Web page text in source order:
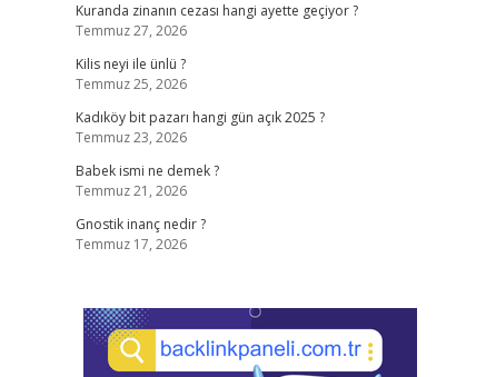
Kuranda zinanın cezası hangi ayette geçiyor ?
Temmuz 27, 2026
Kilis neyi ile ünlü ?
Temmuz 25, 2026
Kadıköy bit pazarı hangi gün açık 2025 ?
Temmuz 23, 2026
Babek ismi ne demek ?
Temmuz 21, 2026
Gnostik inanç nedir ?
Temmuz 17, 2026